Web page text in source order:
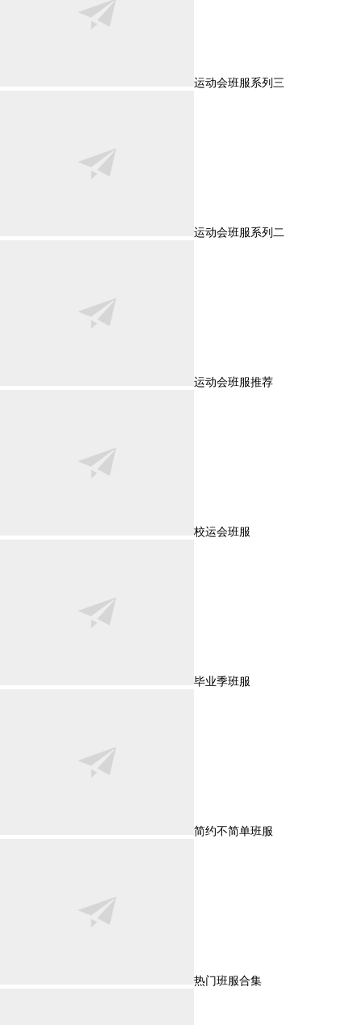
运动会班服系列三
运动会班服系列二
运动会班服推荐
校运会班服
毕业季班服
简约不简单班服
热门班服合集